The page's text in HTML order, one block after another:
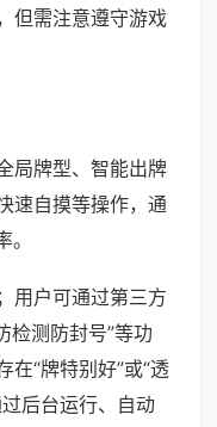
但需注意遵守游戏
局牌型、智能出牌
速自摸等操作，通
用户可通过第三方
检测防封号”等功
在“牌特别好”或“透
后台运行、自动